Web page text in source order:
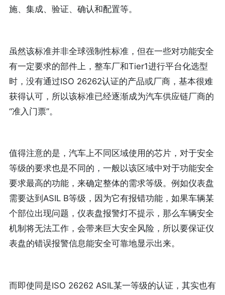
施、集成、验证、确认和配置等。
虽然该标准并非全球强制性标准，但在一些对功能安全
有一定要求的部件上，整车厂和Tier1进行平台化选型
时，没有通过ISO 26262认证的产品或厂商，基本很难
获得认可，所以该标准已经逐渐成为汽车供应链厂商的
“准入门票”。
值得注意的是，汽车上不同区域使用的芯片，对于安全
等级的要求也是不同的，一般以该区域中对于功能安全
要求最高的功能，来确定整体的需求等级。例如仪表盘
需要达到ASIL B等级，因为它有报错功能，如果车辆某
个部位出现问题，仪表盘报警灯不提示，那么车辆安全
机制将无法工作，会带来巨大安全风险，所以要保证仪
表盘的错误报警信息能安全可靠地显示出来。
而即使同是ISO 26262 ASIL某一等级的认证，其实也有